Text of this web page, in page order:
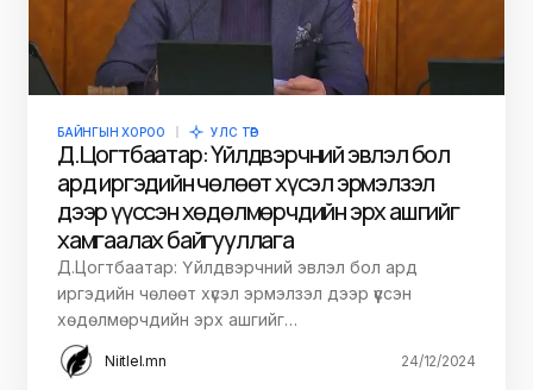
БАЙНГЫН ХОРОО УЛС ТӨР
Д.Цогтбаатар: Үйлдвэрчний эвлэл бол
ард иргэдийн чөлөөт хүсэл эрмэлзэл
дээр үүссэн хөдөлмөрчдийн эрх ашгийг
хамгаалах байгууллага
Д.Цогтбаатар: Үйлдвэрчний эвлэл бол ард
иргэдийн чөлөөт хүсэл эрмэлзэл дээр үүссэн
хөдөлмөрчдийн эрх ашгийг…
Niitlel.mn 24/12/2024